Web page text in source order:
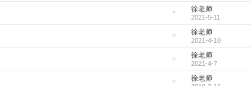
帖
藏
置
帖
藏
置
帖
徐老师
2021-5-11
藏
置
帖
徐老师
2021-4-10
藏
置
徐老师
2021-4-7
徐老师